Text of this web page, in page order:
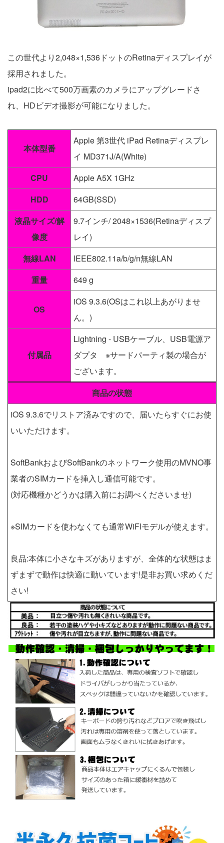
この世代より2,048×1,536ドットのRetinaディスプレイが
採用されました。
ipad2に比べて500万画素のカメラにアップグレードさ
れ、HDビデオ撮影が可能になりました。
本体型番
Apple 第3世代 iPad Retinaディスプレ
イ MD371J/A(White)
CPU
Apple A5X 1GHz
HDD
64GB(SSD)
液晶サイズ/解
像度
9.7インチ/ 2048×1536(Retinaディスプ
レイ)
無線LAN
IEEE802.11a/b/g/n無線LAN
重量
649 g
OS
iOS 9.3.6(OSはこれ以上あがりませ
ん。)
付属品
Lightning - USBケーブル、USB電源ア
ダプタ ※サードパーティ製の場合が
ございます。
商品の状態
iOS 9.3.6でリストア済みですので、届いたらすぐにお使
いいただけます。
SoftBankおよびSoftBankのネットワーク使用のMVNO事
業者のSIMカードを挿入し通信可能です。
(対応機種かどうかは購入前にお調べくださいませ)
※SIMカードを使わなくても通常WiFIモデルが使えます。
良品:本体に小さなキズがありますが、全体的な状態はま
ずまずで動作は快適に動いています!是非お買い求めくだ
さい!